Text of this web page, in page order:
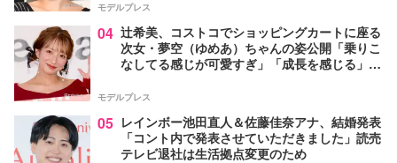
モデルプレス
04 辻希美、コストコでショッピングカートに座る
次女・夢空（ゆめあ）ちゃんの姿公開「乗りこ
なしてる感じが可愛すぎ」「成長を感じる」の
モデルプレス
05 レインボー池田直人＆佐藤佳奈アナ、結婚発表
「コント内で発表させていただきました」読売
テレビ退社は生活拠点変更のため